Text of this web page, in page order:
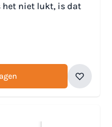
het niet lukt, is dat